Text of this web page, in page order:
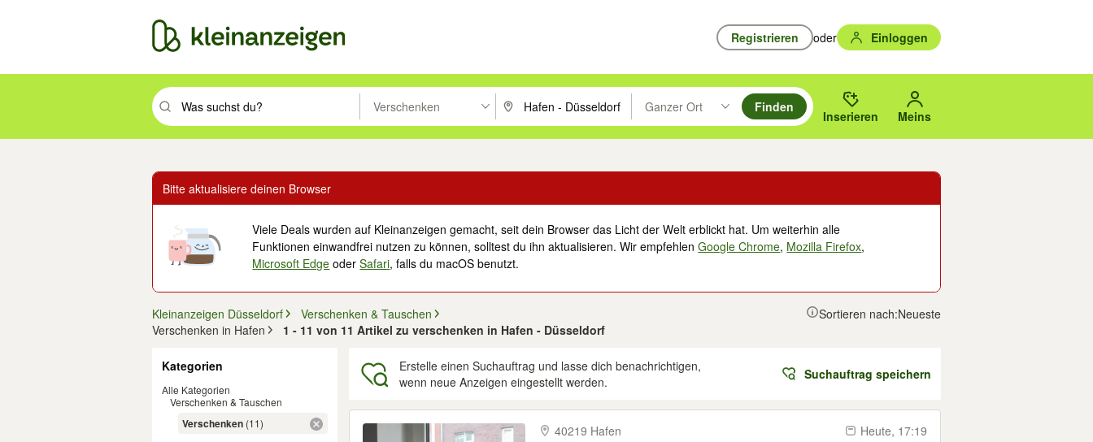
Registrieren oder Einloggen
Suchbegriff eingeben. Eingabetaste drücken um zu suchen, oder Vorschläge mit den Pfeiltasten nach oben/unten durchsuchen und mit Eingabetaste auswählen.
Verschenken PLZ oder Ort eingeben. Eingabetaste drücken um zu suchen, oder Vorschläge mit den Pfeiltasten nach oben/
Ganzer Ort
Suche im Umkreis des gewählten Orts oder PLZ.
Finden
Inserieren Meins
Bitte aktualisiere deinen Browser
Viele Deals wurden auf Kleinanzeigen gemacht, seit dein Browser das Licht der Welt erblickt hat. Um weiterhin alle
Funktionen einwandfrei nutzen zu können, solltest du ihn aktualisieren. Wir empfehlenGoogle Chrome, Mozilla Firefox,
Microsoft Edge oderSafari, falls du macOS benutzt.
Kleinanzeigen Düsseldorf
Verschenken & Tauschen
Verschenken in Hafen
1 - 11 von 11 Artikel zu verschenken in Hafen - Düsseldorf
Sortieren nach:Neueste
Kategorien
Alle Kategorien
Verschenken & Tauschen
Verschenken (11)
Erstelle einen Suchauftrag und lasse dich benachrichtigen,
wenn neue Anzeigen eingestellt werden.
Suchauftrag speichern
40219 Hafen
Heute, 17:19